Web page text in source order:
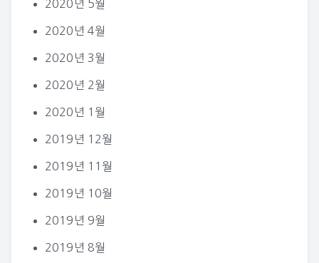
2020년 5월
2020년 4월
2020년 3월
2020년 2월
2020년 1월
2019년 12월
2019년 11월
2019년 10월
2019년 9월
2019년 8월